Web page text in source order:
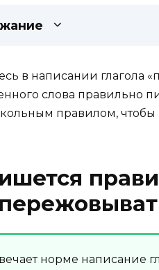
в написании глагола
слова правильно
правилом, чтобы
норме написание